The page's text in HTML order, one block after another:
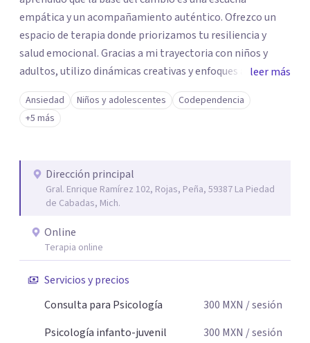
empática y un acompañamiento auténtico. ​Ofrezco un
espacio de terapia donde priorizamos tu resiliencia y
salud emocional. Gracias a mi trayectoria con niños y
adultos, utilizo dinámicas creativas y enfoques adaptados
a tus necesidades específicas. Estoy aquí para escucharte
y brindarte las herramientas necesarias para fortalecer
tu paz mental.
leer más
Ansiedad Niños y adolescentes
Codependencia
+5 más
Dirección principal
Gral. Enrique Ramírez 102, Rojas, Peña, 59387 La Piedad
de Cabadas, Mich.
Online
Terapia online
Servicios y precios
Consulta para Psicología
300 MXN / sesión
Psicología infanto-juvenil
300 MXN / sesión